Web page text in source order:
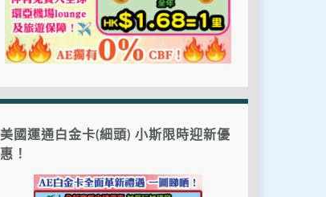
美國運通白金卡(細頭) 小斯限時迎新優
惠！